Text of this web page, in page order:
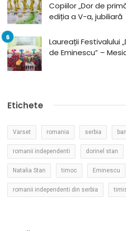
Copiilor „Dor de
ediția a V-a, jubiliară
Laureații Festivalului
de Eminescu” –
Etichete
Varset romania serbia
romanii independenti dorinel stan
Natalia Stan timoc Eminescu
romanii independenti din serbia